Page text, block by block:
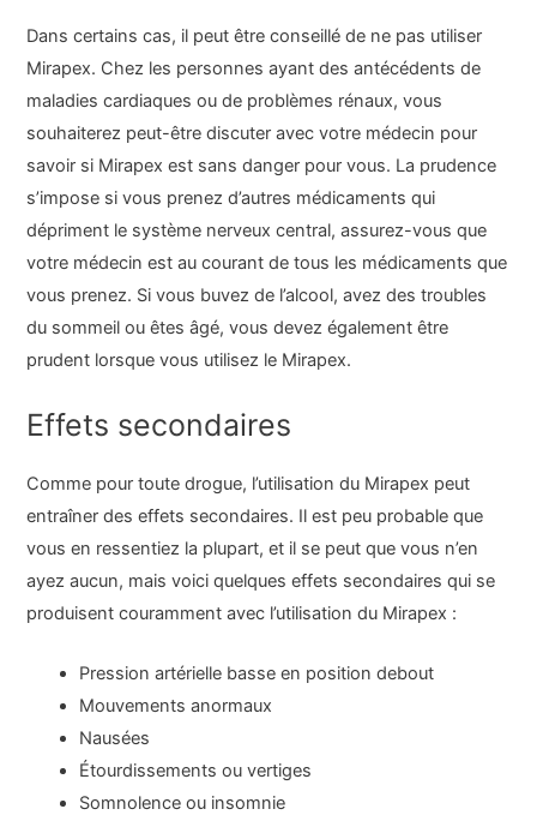
Dans certains cas, il peut être conseillé de ne pas utiliser
Mirapex. Chez les personnes ayant des antécédents de
maladies cardiaques ou de problèmes rénaux, vous
souhaiterez peut-être discuter avec votre médecin pour
savoir si Mirapex est sans danger pour vous. La prudence
s’impose si vous prenez d’autres médicaments qui
dépriment le système nerveux central, assurez-vous que
votre médecin est au courant de tous les médicaments que
vous prenez. Si vous buvez de l’alcool, avez des troubles
du sommeil ou êtes âgé, vous devez également être
prudent lorsque vous utilisez le Mirapex.
Effets secondaires
Comme pour toute drogue, l’utilisation du Mirapex peut
entraîner des effets secondaires. Il est peu probable que
vous en ressentiez la plupart, et il se peut que vous n’en
ayez aucun, mais voici quelques effets secondaires qui se
produisent couramment avec l’utilisation du Mirapex :
Pression artérielle basse en position debout
Mouvements anormaux
Nausées
Étourdissements ou vertiges
Somnolence ou insomnie